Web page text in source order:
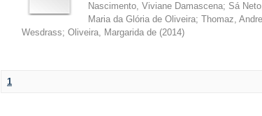
Nascimento, Viviane Damascena; Sá
Maria da Glória de Oliveira; Thomaz,
Wesdrass; Oliveira, Margarida de (2014)
1